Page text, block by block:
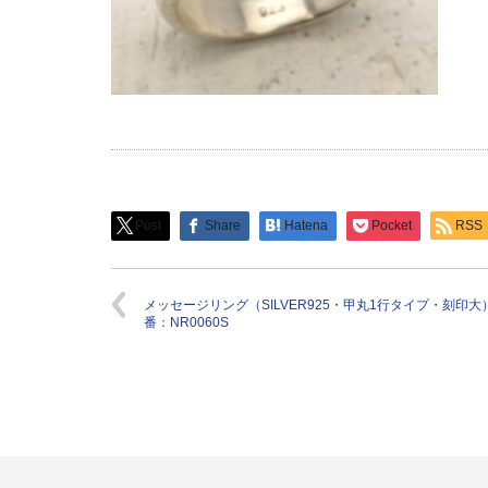
Post Share Hatena Pocket RSS
メッセージリング（SILVER925・甲丸1行タイプ・刻印大
番：NR0060S